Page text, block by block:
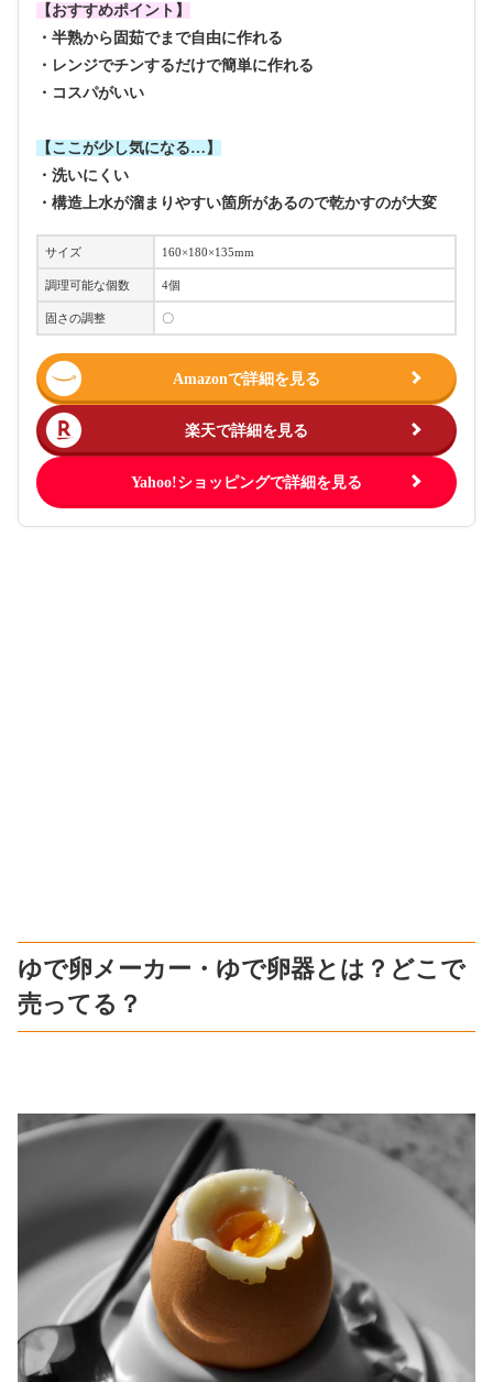
【おすすめポイント】
・半熟から固茹でまで自由に作れる
・レンジでチンするだけで簡単に作れる
・コスパがいい
【ここが少し気になる…】
・洗いにくい
・構造上水が溜まりやすい箇所があるので乾かすのが大変
サイズ 160×180×135mm
調理可能な個数 4個
固さの調整 〇
Amazonで詳細を見る
楽天で詳細を見る
Yahoo!ショッピングで詳細を見る
ゆで卵メーカー・ゆで卵器とは？どこで
売ってる？